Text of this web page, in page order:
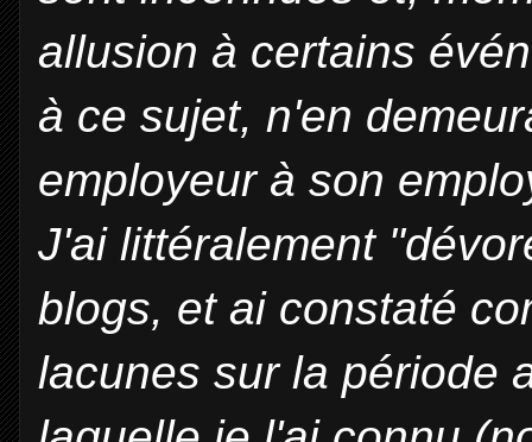
allusion à certains
à ce sujet, n'en
employeur à son
J'ai littéralement
blogs, et ai constaté
lacunes sur la période